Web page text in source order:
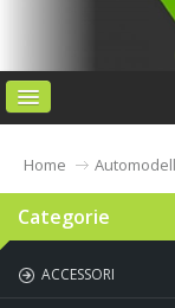
CATEGORIE
AGRIMODEL PISTA
CHI SIAMO
Home
Categorie
ACCESSORI